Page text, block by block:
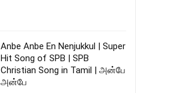
Anbe Anbe En Nenjukkul | Super
Hit Song of SPB | SPB
Christian Song in Tamil | அன்பே
அன்பே